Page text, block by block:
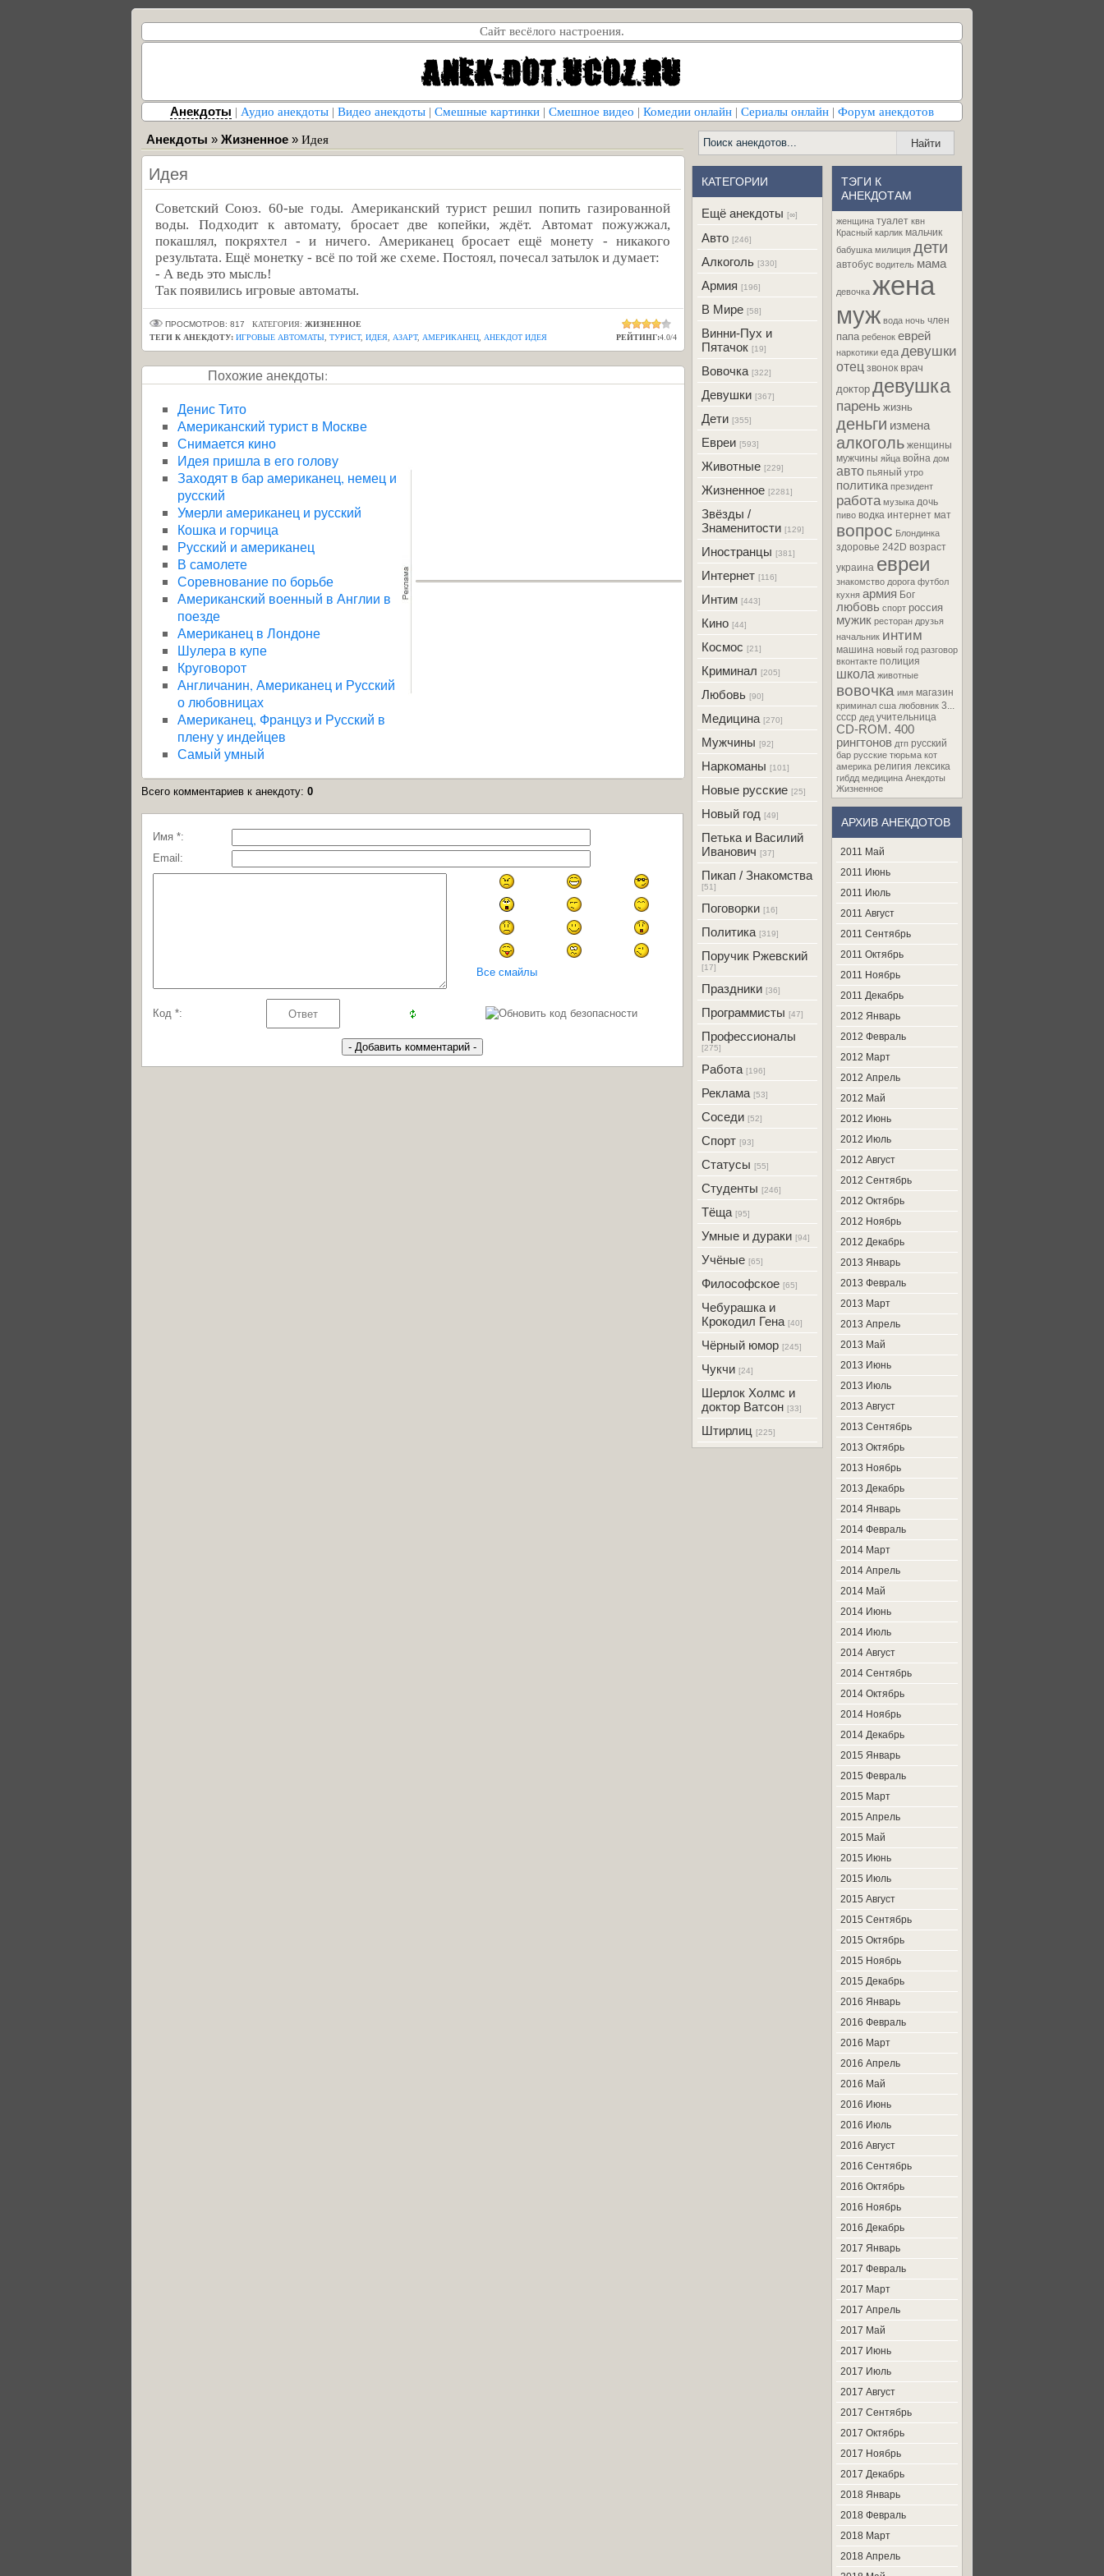
Сайт весёлого настроения.
Анекдоты | Аудио анекдоты | Видео анекдоты | Смешные картинки | Смешное видео | Комедии онлайн | Сериалы онлайн | Форум анекдотов
Анекдоты » Жизненное » Идея
Идея
Советский Союз. 60-ые годы. Американский турист решил попить газированной
воды. Подходит к автомату, бросает две копейки, ждёт. Автомат пожужжал,
покашлял, покряхтел - и ничего. Американец бросает ещё монету - никакого
результата. Ещё монетку - всё по той же схеме. Постоял, почесал затылок и думает:
- А ведь это мысль!
Так появились игровые автоматы.
ПРОСМОТРОВ: 817 КАТЕГОРИЯ: ЖИЗНЕННОЕ
ТЕГИ К АНЕКДОТУ: ИГРОВЫЕ АВТОМАТЫ ТУРИСТ, ИДЕЯ АЗАРТ, АМЕРИКАНЕЦ АНЕКДОТ ИДЕЯ РЕЙТИНГ:4.0/4
Похожие анекдоты:
Денис Тито
Американский турист в Москве
Снимается кино
Идея пришла в его голову
Заходят в бар американец, немец и
русский
Умерли американец и русский
Кошка и горчица
Русский и американец
В самолете
Соревнование по борьбе
Американский военный в Англии в
поезде
Американец в Лондоне
Шулера в купе
Круговорот
Англичанин, Американец и Русский
о любовницах
Американец, Француз и Русский в
плену у индейцев
Самый умный
Всего комментариев к анекдоту: 0
Имя *:
Email:
Все смайлы
Код *:
КАТЕГОРИИ
Ещё анекдоты [∞]
Авто [246]
Алкоголь [330]
Армия [196]
В Мире [58]
Винни-Пух и
Пятачок [19]
Вовочка [322]
Девушки [367]
Дети [355]
Евреи [593]
Животные [229]
Жизненное [2281]
Звёзды /
Знаменитости [129]
Иностранцы [381]
Интернет [116]
Интим [443]
Кино [44]
Космос [21]
Криминал [205]
Любовь [90]
Медицина [270]
Мужчины [92]
Наркоманы [101]
Новые русские [25]
Новый год [49]
Петька и Василий
Иванович [37]
Пикап / Знакомства
[51]
Поговорки [16]
Политика [319]
Поручик Ржевский
[17]
Праздники [36]
Программисты [47]
Профессионалы
[275]
Работа [196]
Реклама [53]
Соседи [52]
Спорт [93]
Статусы [55]
Студенты [246]
Тёща [95]
Умные и дураки [94]
Учёные [65]
Философское [65]
Чебурашка и
Крокодил Гена [40]
Чёрный юмор [245]
Чукчи [24]
Шерлок Холмс и
доктор Ватсон [33]
Штирлиц [225]
ТЭГИ К
АНЕКДОТАМ
женщина туалет квн
Красный карлик мальчик
бабушка милиция дети
автобус водитель мама
девочка жена
муж вода ночь член
папа ребенок еврей
наркотики еда девушки
отец звонок врач
доктор девушка
парень жизнь
деньги измена
алкоголь женщины
мужчины яйца война дом
авто пьяный утро
политика президент
работа музыка дочь
пиво водка интернет мат
вопрос Блондинка
здоровье 242D возраст
украина евреи
знакомство дорога футбол
кухня армия Бог
любовь спорт россия
мужик ресторан друзья
начальник интим
машина новый год разговор
вконтакте полиция
школа животные
вовочка имя магазин
криминал сша любовник 3...
ссср дед учительница
CD-ROM. 400
рингтонов дтп русский
бар русские тюрьма кот
америка религия лексика
гибдд медицина Анекдоты
Жизненное
АРХИВ АНЕКДОТОВ
2011 Май
2011 Июнь
2011 Июль
2011 Август
2011 Сентябрь
2011 Октябрь
2011 Ноябрь
2011 Декабрь
2012 Январь
2012 Февраль
2012 Март
2012 Апрель
2012 Май
2012 Июнь
2012 Июль
2012 Август
2012 Сентябрь
2012 Октябрь
2012 Ноябрь
2012 Декабрь
2013 Январь
2013 Февраль
2013 Март
2013 Апрель
2013 Май
2013 Июнь
2013 Июль
2013 Август
2013 Сентябрь
2013 Октябрь
2013 Ноябрь
2013 Декабрь
2014 Январь
2014 Февраль
2014 Март
2014 Апрель
2014 Май
2014 Июнь
2014 Июль
2014 Август
2014 Сентябрь
2014 Октябрь
2014 Ноябрь
2014 Декабрь
2015 Январь
2015 Февраль
2015 Март
2015 Апрель
2015 Май
2015 Июнь
2015 Июль
2015 Август
2015 Сентябрь
2015 Октябрь
2015 Ноябрь
2015 Декабрь
2016 Январь
2016 Февраль
2016 Март
2016 Апрель
2016 Май
2016 Июнь
2016 Июль
2016 Август
2016 Сентябрь
2016 Октябрь
2016 Ноябрь
2016 Декабрь
2017 Январь
2017 Февраль
2017 Март
2017 Апрель
2017 Май
2017 Июнь
2017 Июль
2017 Август
2017 Сентябрь
2017 Октябрь
2017 Ноябрь
2017 Декабрь
2018 Январь
2018 Февраль
2018 Март
2018 Апрель